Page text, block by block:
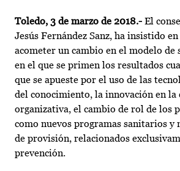
Toledo, 3 de marzo de 2018.- El
Jesús Fernández Sanz, ha insistido
acometer un cambio en el modelo de
en el que se primen los resultados
que se apueste por el uso de las
del conocimiento, la innovación en
organizativa, el cambio de rol de los
como nuevos programas sanitarios y
de provisión, relacionados
prevención.